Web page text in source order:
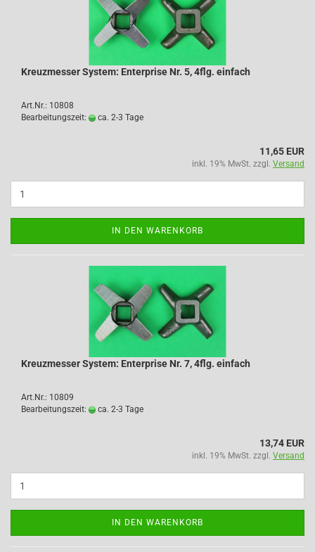
Kreuzmesser System: Enterprise Nr. 5, 4flg. einfach
Art.Nr.: 10808
Bearbeitungszeit:
ca. 2-3 Tage
11,65 EUR
inkl. 19% MwSt. zzgl. Versand
IN DEN WARENKORB
Kreuzmesser System: Enterprise Nr. 7, 4flg. einfach
Art.Nr.: 10809
Bearbeitungszeit:
ca. 2-3 Tage
13,74 EUR
inkl. 19% MwSt. zzgl. Versand
IN DEN WARENKORB